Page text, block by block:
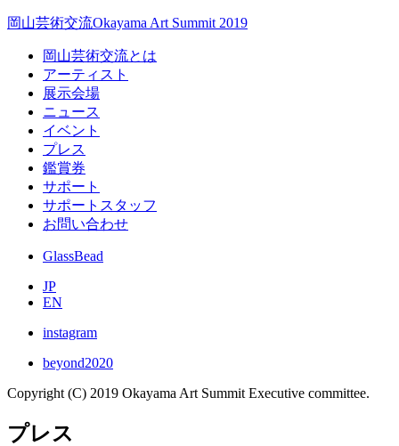
岡山芸術交流Okayama Art Summit 2019
岡山芸術交流とは
アーティスト
展示会場
ニュース
イベント
プレス
鑑賞券
サポート
サポートスタッフ
お問い合わせ
GlassBead
JP
EN
instagram
beyond2020
Copyright (C) 2019 Okayama Art Summit Executive committee.
プレス